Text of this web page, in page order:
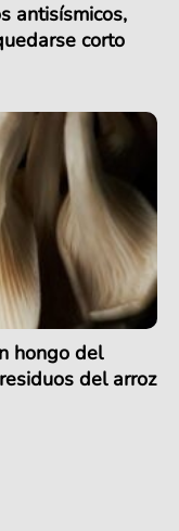
antisísmicos,
corto
hongo del
del arroz